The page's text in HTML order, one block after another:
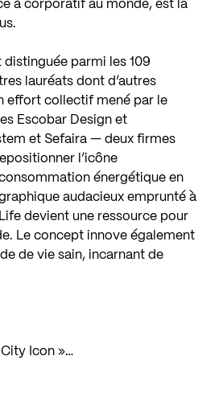
à corporatif au monde, est la
distinguée parmi les 109
lauréats dont d’autres
effort collectif mené par le
Escobar Design et
et Sefaira — deux firmes
l’icône
énergétique en
audacieux emprunté à
devient une ressource pour
Le concept innove également
de vie sain, incarnant de
Icon »…